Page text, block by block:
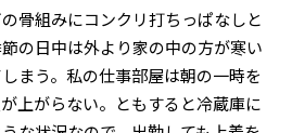
骨組みにコンクリ打ちっぱなしと
の日中は外より家の中の方が寒い
まう。私の仕事部屋は朝の一時を
上がらない。ともすると冷蔵庫に